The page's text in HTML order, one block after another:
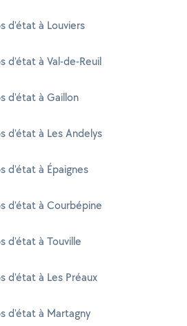
d'état à Louviers
d'état à Val-de-Reuil
d'état à Gaillon
d'état à Les Andelys
d'état à Épaignes
d'état à Courbépine
d'état à Touville
d'état à Les Préaux
d'état à Martagny